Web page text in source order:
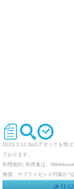
2023.3.12 DoSアタックを受け
ております。
利用規約: 利用者は、
無償、サブライセンス可能かつ
オリ